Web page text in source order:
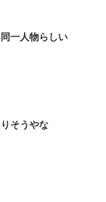
一人物らしい
そうやな